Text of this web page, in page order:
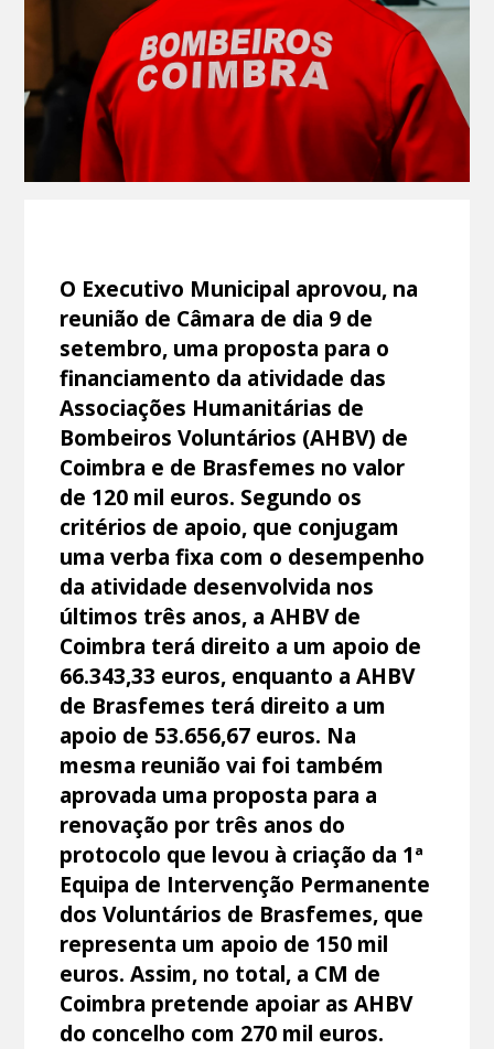
O Executivo Municipal aprovou, na
reunião de Câmara de dia 9 de
setembro, uma proposta para o
financiamento da atividade das
Associações Humanitárias de
Bombeiros Voluntários (AHBV) de
Coimbra e de Brasfemes no valor
de 120 mil euros. Segundo os
critérios de apoio, que conjugam
uma verba fixa com o desempenho
da atividade desenvolvida nos
últimos três anos, a AHBV de
Coimbra terá direito a um apoio de
66.343,33 euros, enquanto a AHBV
de Brasfemes terá direito a um
apoio de 53.656,67 euros. Na
mesma reunião vai foi também
aprovada uma proposta para a
renovação por três anos do
protocolo que levou à criação da 1ª
Equipa de Intervenção Permanente
dos Voluntários de Brasfemes, que
representa um apoio de 150 mil
euros. Assim, no total, a CM de
Coimbra pretende apoiar as AHBV
do concelho com 270 mil euros.